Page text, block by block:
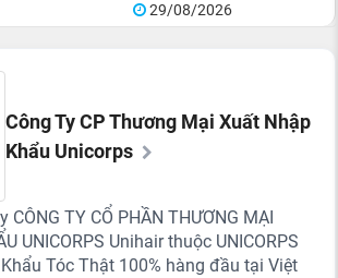
29/08/2026
Công Ty CP Thương Mại Xuất Nhập
Khẩu Unicorps
CÔNG TY CỔ PHẦN THƯƠNG MẠI
UNICORPS Unihair thuộc UNICORPS
Tóc Thật 100% hàng đầu tại Việt